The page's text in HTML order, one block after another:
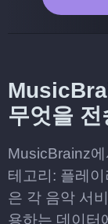
무엇을
MusicBrainz
테고리: 플레
은 각 음악 서
용하는 데이터